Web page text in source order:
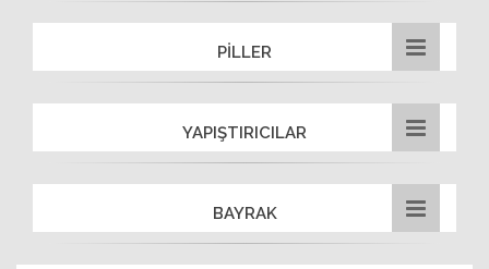
PİLLER
YAPIŞTIRICILAR
BAYRAK